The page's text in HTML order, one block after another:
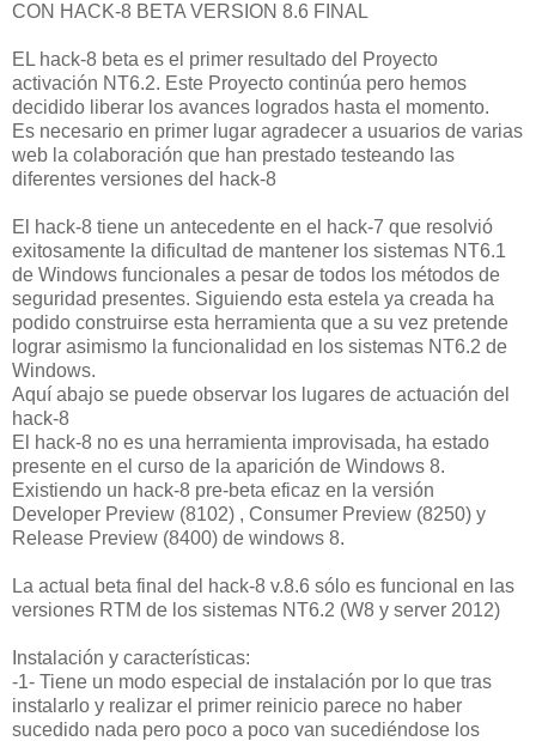
CON HACK-8 BETA VERSION 8.6 FINAL
EL hack-8 beta es el primer resultado del Proyecto
activación NT6.2. Este Proyecto continúa pero hemos
decidido liberar los avances logrados hasta el momento.
Es necesario en primer lugar agradecer a usuarios de varias
web la colaboración que han prestado testeando las
diferentes versiones del hack-8
El hack-8 tiene un antecedente en el hack-7 que resolvió
exitosamente la dificultad de mantener los sistemas NT6.1
de Windows funcionales a pesar de todos los métodos de
seguridad presentes. Siguiendo esta estela ya creada ha
podido construirse esta herramienta que a su vez pretende
lograr asimismo la funcionalidad en los sistemas NT6.2 de
Windows.
Aquí abajo se puede observar los lugares de actuación del
hack-8
El hack-8 no es una herramienta improvisada, ha estado
presente en el curso de la aparición de Windows 8.
Existiendo un hack-8 pre-beta eficaz en la versión
Developer Preview (8102) , Consumer Preview (8250) y
Release Preview (8400) de windows 8.
La actual beta final del hack-8 v.8.6 sólo es funcional en las
versiones RTM de los sistemas NT6.2 (W8 y server 2012)
Instalación y características:
-1- Tiene un modo especial de instalación por lo que tras
instalarlo y realizar el primer reinicio parece no haber
sucedido nada pero poco a poco van sucediéndose los